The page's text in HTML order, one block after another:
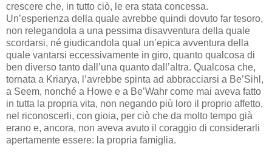
crescere che, in tutto ciò, le era stata concessa.
Un’esperienza della quale avrebbe quindi dovuto far tesoro,
non relegandola a una pessima disavventura della quale
scordarsi, né giudicandola qual un’epica avventura della
quale vantarsi eccessivamente in giro, quanto qualcosa di
ben diverso tanto dall’una quanto dall’altra. Qualcosa che,
tornata a Kriarya, l’avrebbe spinta ad abbracciarsi a Be’Sihl,
a Seem, nonché a Howe e a Be’Wahr come mai aveva fatto
in tutta la propria vita, non negando più loro il proprio affetto,
nel riconoscerli, con gioia, per ciò che da molto tempo già
erano e, ancora, non aveva avuto il coraggio di considerarli
apertamente essere: la propria famiglia.